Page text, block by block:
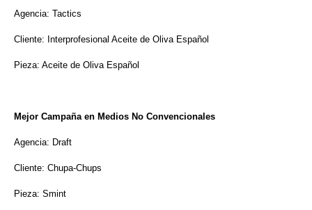
Agencia: Tactics
Cliente: Interprofesional Aceite de Oliva Español
Pieza: Aceite de Oliva Español
Mejor Campaña en Medios No Convencionales
Agencia: Draft
Cliente: Chupa-Chups
Pieza: Smint